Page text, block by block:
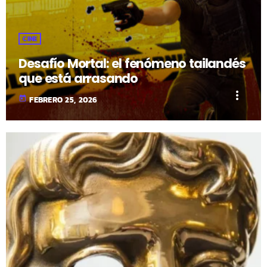
CINE
Desafío Mortal: el fenómeno tailandés
que está arrasando
today FEBRERO 25, 2026 more_vert
fast_forward 00:00:00 - Inicio